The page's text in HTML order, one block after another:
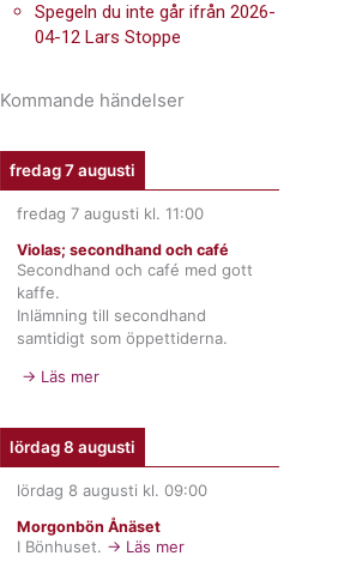
Ditt bidrag
behövs
Spegeln du inte går ifrån 2026-
04-12 Lars Stoppe
Kommande händelser
fredag 7 augusti
fredag 7 augusti kl. 11:00
Violas; secondhand och café
Secondhand och café med gott
kaffe.
Inlämning till secondhand
samtidigt som öppettiderna.
→ Läs mer
lördag 8 augusti
lördag 8 augusti kl. 09:00
Morgonbön Ånäset
I Bönhuset. → Läs mer